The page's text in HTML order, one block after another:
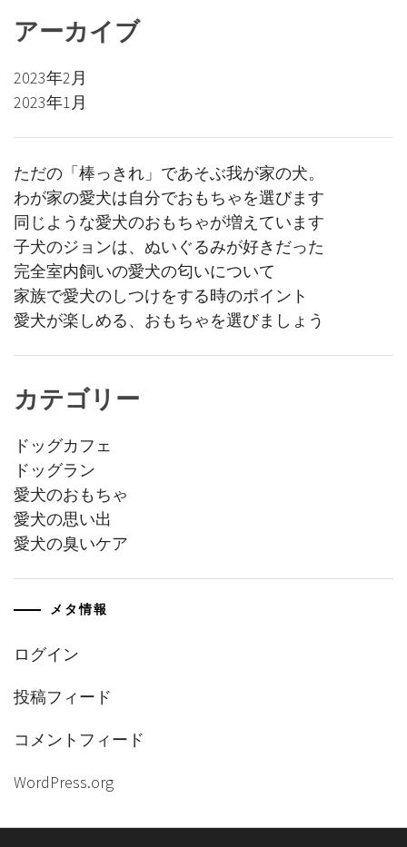
アーカイブ
2023年2月
2023年1月
ただの「棒っきれ」であそぶ我が家の犬。
わが家の愛犬は自分でおもちゃを選びます
同じような愛犬のおもちゃが増えています
子犬のジョンは、ぬいぐるみが好きだった
完全室内飼いの愛犬の匂いについて
家族で愛犬のしつけをする時のポイント
愛犬が楽しめる、おもちゃを選びましょう
カテゴリー
ドッグカフェ
ドッグラン
愛犬のおもちゃ
愛犬の思い出
愛犬の臭いケア
メタ情報
ログイン
投稿フィード
コメントフィード
WordPress.org